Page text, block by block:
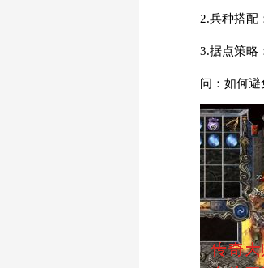
2.兵种搭配
3.据点策略
问：如何避